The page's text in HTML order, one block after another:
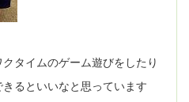
タイムのゲーム遊びをしたり
るといいなと思っています